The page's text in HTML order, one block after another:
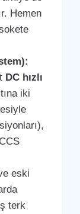
Hemen
DC hızlı
iki
eski
terk